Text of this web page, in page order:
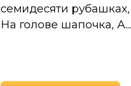
семидесяти рубашках,
На голове шапочка, А...